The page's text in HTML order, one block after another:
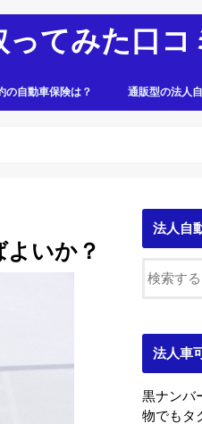
てみた口コ
の自動車保険は？ 通販型の法人
いか？
法人自
法人車
黒ナンバ
物でもタ